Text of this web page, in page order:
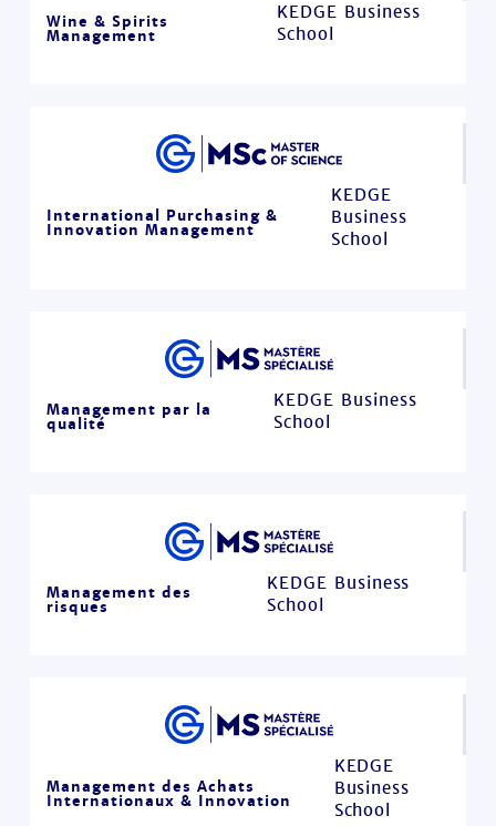
Wine & Spirits
Management
KEDGE Business
School
International Purchasing &
Innovation Management
KEDGE
Business
School
Management par la
qualité
KEDGE Business
School
Management des
risques
KEDGE Business
School
Management des Achats
Internationaux & Innovation
KEDGE
Business
School